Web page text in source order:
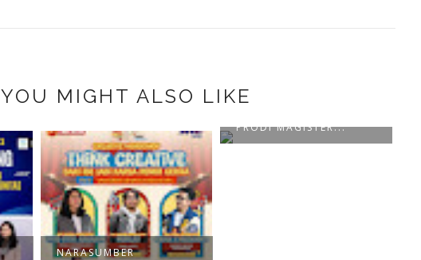
YOU MIGHT ALSO LIKE
NARASUMBER
PRODI MAGISTER...